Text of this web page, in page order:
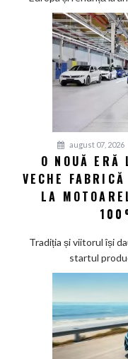
august 07, 2026
O NOUĂ ERĂ
VECHE
LA
Tradiția și viitorul își
startul